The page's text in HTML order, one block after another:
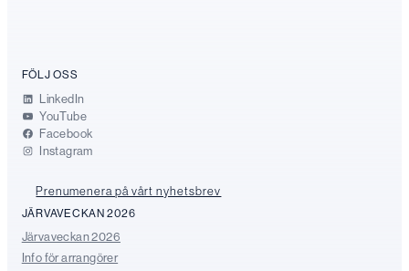
FÖLJ OSS
LinkedIn
YouTube
Facebook
Instagram
Prenumenera på vårt nyhetsbrev
JÄRVAVECKAN 2026
Järvaveckan 2026
Info för arrangörer